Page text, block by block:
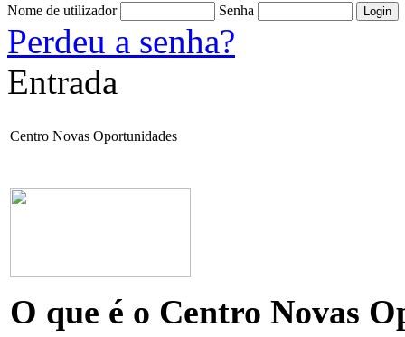
Nome de utilizador Senha
Perdeu a senha?
Entrada
Centro Novas Oportunidades
O que é o Centro Novas